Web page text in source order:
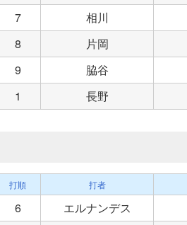
7 相川
8 片岡
9 脇谷
1 長野
打順 打者
6 エルナンデス